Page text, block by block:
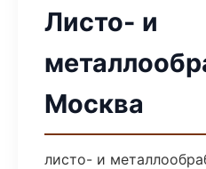
Листо- и
Москва
листо- и